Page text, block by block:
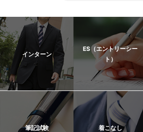
インターン
ES（エントリーシー
ト）
筆記試験 着こなし